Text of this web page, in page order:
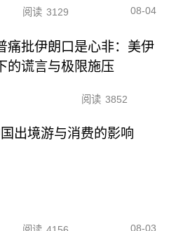
阅读 3129 08-04
痛批伊朗口是心非：美伊
的谎言与极限施压
阅读 3852
出境游与消费的影响
08-03